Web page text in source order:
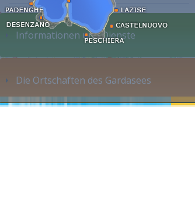
Informationen und Dienste
Die Ortschaften des Gardasees